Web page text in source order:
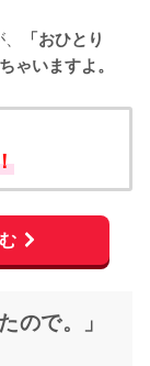
「おひとり
ゃいますよ。
ので。」